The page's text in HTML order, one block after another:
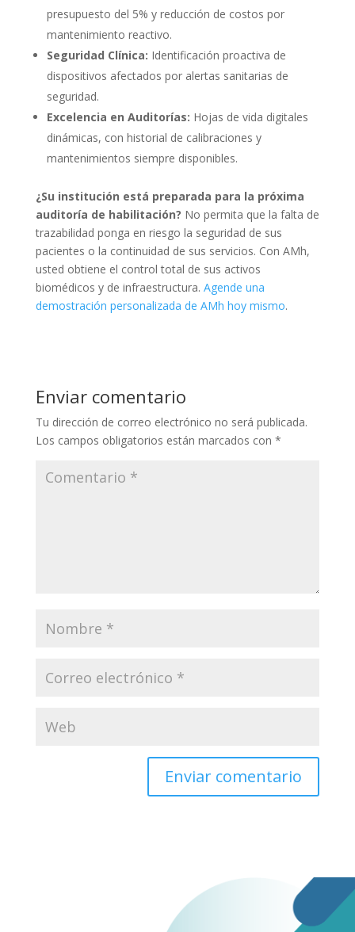
presupuesto del 5% y reducción de costos por
mantenimiento reactivo.
Seguridad Clínica: Identificación proactiva de
dispositivos afectados por alertas sanitarias de
seguridad.
Excelencia en Auditorías: Hojas de vida digitales
dinámicas, con historial de calibraciones y
mantenimientos siempre disponibles.
¿Su institución está preparada para la próxima
auditoría de habilitación? No permita que la falta de
trazabilidad ponga en riesgo la seguridad de sus
pacientes o la continuidad de sus servicios. Con AMh,
usted obtiene el control total de sus activos
biomédicos y de infraestructura. Agende una
demostración personalizada de AMh hoy mismo.
Enviar comentario
Tu dirección de correo electrónico no será publicada.
Los campos obligatorios están marcados con *